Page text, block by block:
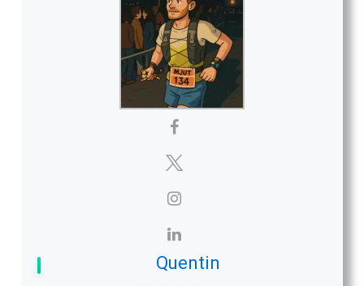
Quentin